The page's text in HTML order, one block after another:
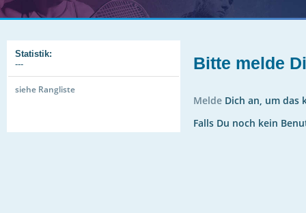
Statistik:
---
siehe Rangliste
Bitte melde
Melde Dich an, um das
Falls Du noch kein
0